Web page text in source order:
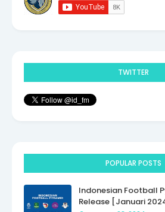
TWITTER
POPULAR POSTS
Indonesian Football
Release [Januari